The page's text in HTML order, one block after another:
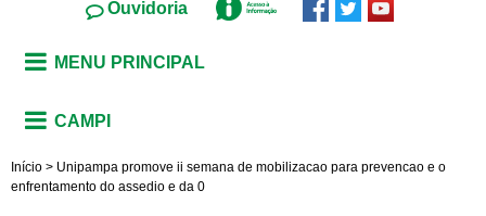
Ouvidoria
MENU PRINCIPAL
CAMPI
Início > Unipampa promove ii semana de mobilizacao para prevencao e o
enfrentamento do assedio e da 0